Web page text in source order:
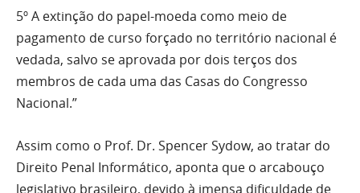
5º A extinção do papel-moeda como meio de
pagamento de curso forçado no território nacional é
vedada, salvo se aprovada por dois terços dos
membros de cada uma das Casas do Congresso
Nacional.”
Assim como o Prof. Dr. Spencer Sydow, ao tratar do
Direito Penal Informático, aponta que o arcabouço
legislativo brasileiro, devido à imensa dificuldade de